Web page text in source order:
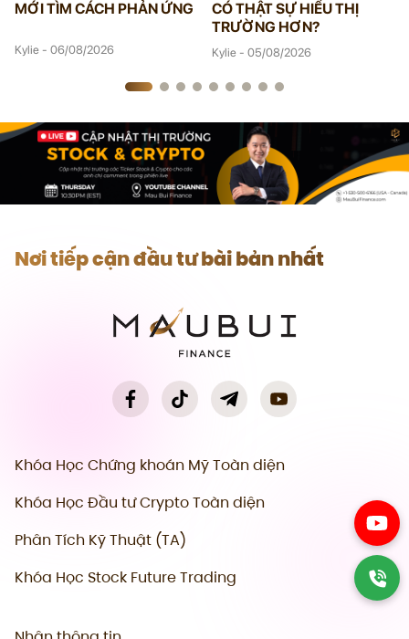
MỚI TÌM CÁCH PHẢN ỨNG
Kylie - 06/08/2026
CÓ THẬT SỰ HIỂU THỊ
TRƯỜNG HƠN?
Kylie - 05/08/2026
Nơi tiếp cận đầu tư bài bản nhất
Khóa Học Chứng khoán Mỹ Toàn diện
Khóa Học Đầu tư Crypto Toàn diện
Phân Tích Kỹ Thuật (TA)
Khóa Học Stock Future Trading